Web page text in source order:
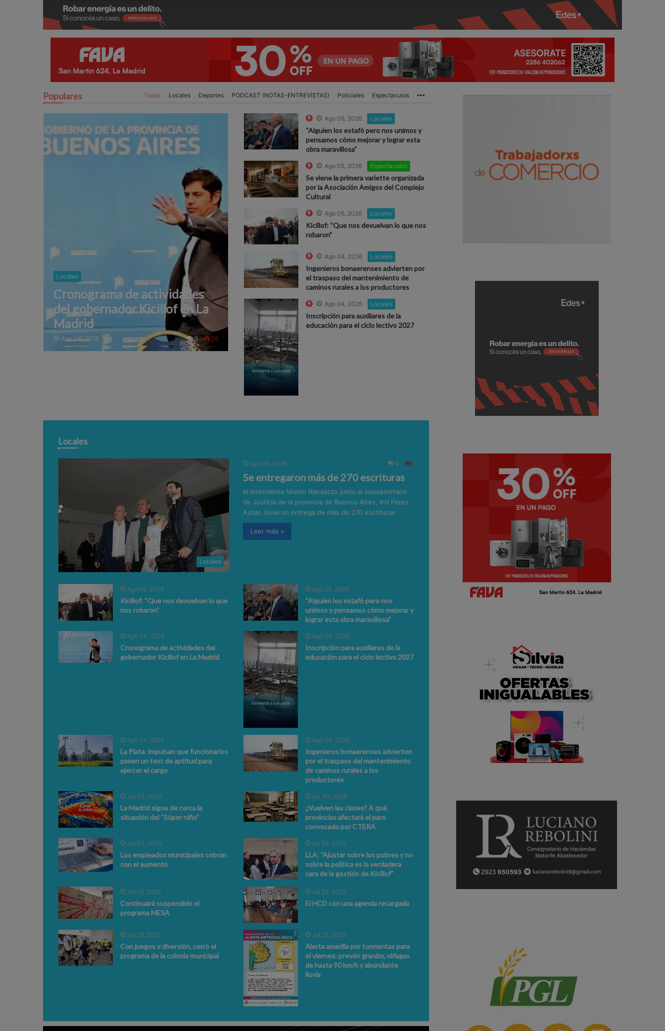
Populares Todas Locales Deportes PODCAST (NOTAS-ENTREVISTAS) Policiales Espectaculos
Locales
Cronograma de actividades
del gobernador Kicillof en La
Madrid
Ago 04, 2026 0 28
Ago 06, 2026 Locales
“Alguien los estafó pero nos unimos y
pensamos cómo mejorar y lograr esta
obra maravillosa”
Ago 06, 2026 Espectaculos
Se viene la primera variette organizada
por la Asociación Amigos del Complejo
Cultural
Ago 06, 2026 Locales
Kicillof: “Que nos devuelvan lo que nos
robaron”
Ago 04, 2026 Locales
Ingenieros bonaerenses advierten por
el traspaso del mantenimiento de
caminos rurales a los productores
Ago 04, 2026 Locales
Inscripción para auxiliares de la
educación para el ciclo lectivo 2027
Locales
Locales
Ago 06, 2026 0 1
Se entregaron más de 270 escrituras
el intendente Martín Randazzo junto al subsecretario
de Justicia de la provincia de Buenos Aires, Inti Pérez
Aznar, hicieron entrega de más de 270 escrituras
Leer más »
Ago 06, 2026
Kicillof: “Que nos devuelvan lo que
nos robaron”
Ago 06, 2026
“Alguien los estafó pero nos
unimos y pensamos cómo mejorar y
lograr esta obra maravillosa”
Ago 04, 2026
Cronograma de actividades del
gobernador Kicillof en La Madrid
Ago 04, 2026
Inscripción para auxiliares de la
educación para el ciclo lectivo 2027
Ago 04, 2026
La Plata: impulsan que funcionarios
pasen un test de aptitud para
ejercer el cargo
Ago 04, 2026
Ingenieros bonaerenses advierten
por el traspaso del mantenimiento
de caminos rurales a los
productores
Jul 30, 2026
La Madrid sigue de cerca la
situación del “Súper niño”
Jul 30, 2026
¿Vuelven las clases? A qué
provincias afectará el paro
convocado por CTERA
Jul 30, 2026
Los empleados municipales cobran
con el aumento
Jul 29, 2026
LLA: "Ajustar sobre los pobres y no
sobre la política es la verdadera
cara de la gestión de Kicillof"
Jul 29, 2026
Continuará suspendido el
programa MESA
Jul 29, 2026
El HCD con una agenda recargada
Jul 29, 2026
Con juegos y diversión, cerró el
programa de la colonia municipal
Jul 29, 2026
Alerta amarilla por tormentas para
el viernes: prevén granizo, ráfagas
de hasta 90 km/h y abundante
lluvia